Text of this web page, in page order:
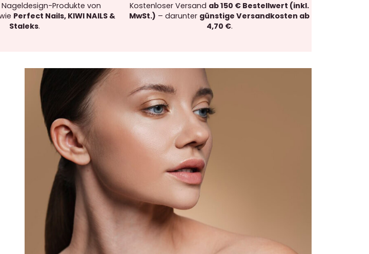
Produkte von
Perfect Nails, KIWI NAILS &
Staleks.
Kostenloser Versand ab 150 € Bestellwert (inkl.
MwSt.) – darunter günstige Versandkosten ab
4,70 €.